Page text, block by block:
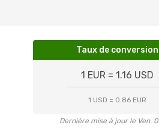
Taux de conversion
1 EUR = 1.16 USD
1 USD = 0.86 EUR
Dernière mise à jour le Ven.